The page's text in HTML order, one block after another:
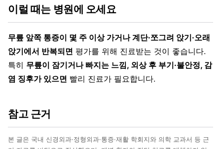
이럴 때는 병원에 오세요
무릎 앞쪽 통증이 몇 주 이상 가거나 계단·쪼그려 앉기·오래
앉기에서 반복되면 평가를 위해 진료받는 것이 좋습니다.
특히 무릎이 잠기거나 빠지는 느낌, 외상 후 부기·불안정, 감
염 징후가 있으면 빨리 진료가 필요합니다.
참고 근거
본 글은 국내 신경외과·정형외과·통증·재활 학회지와 의학 교과서 등 근